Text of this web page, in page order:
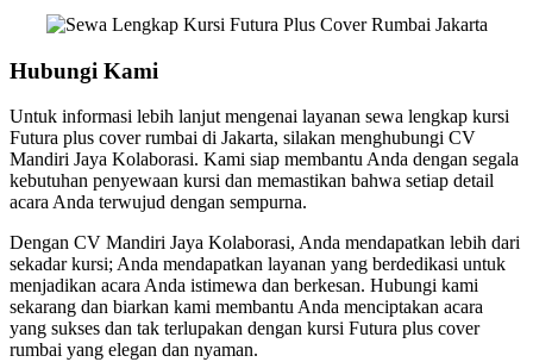
Hubungi Kami
Untuk informasi lebih lanjut mengenai layanan sewa lengkap kursi
Futura plus cover rumbai di Jakarta, silakan menghubungi CV
Mandiri Jaya Kolaborasi. Kami siap membantu Anda dengan segala
kebutuhan penyewaan kursi dan memastikan bahwa setiap detail
acara Anda terwujud dengan sempurna.
Dengan CV Mandiri Jaya Kolaborasi, Anda mendapatkan lebih dari
sekadar kursi; Anda mendapatkan layanan yang berdedikasi untuk
menjadikan acara Anda istimewa dan berkesan. Hubungi kami
sekarang dan biarkan kami membantu Anda menciptakan acara
yang sukses dan tak terlupakan dengan kursi Futura plus cover
rumbai yang elegan dan nyaman.